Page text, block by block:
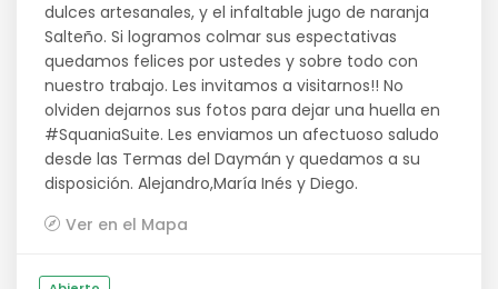
dulces artesanales, y el infaltable jugo de naranja
Salteño. Si logramos colmar sus espectativas
quedamos felices por ustedes y sobre todo con
nuestro trabajo. Les invitamos a visitarnos!! No
olviden dejarnos sus fotos para dejar una huella en
#SquaniaSuite. Les enviamos un afectuoso saludo
desde las Termas del Daymán y quedamos a su
disposición. Alejandro,María Inés y Diego.
Ver en el Mapa